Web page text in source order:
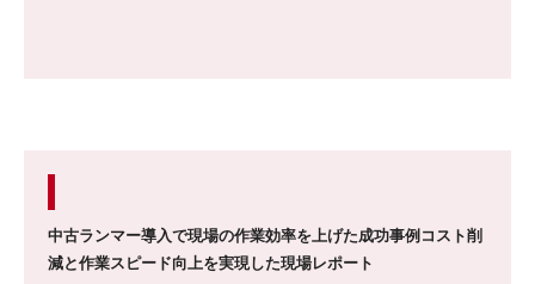
中古ランマー導入で現場の作業効率を上げた成功事例コスト削
減と作業スピード向上を実現した現場レポート